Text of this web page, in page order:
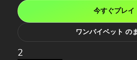
今すぐプレイ
ワンバイベット の
2